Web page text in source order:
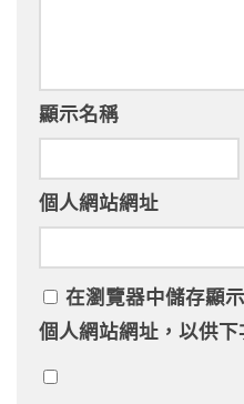
顯示名稱
個人網站網址
在瀏覽器中儲存顯
個人網站網址，以供下